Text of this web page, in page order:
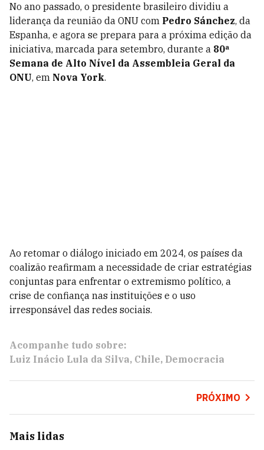
No ano passado, o presidente brasileiro dividiu a
liderança da reunião da ONU com Pedro Sánchez, da
Espanha, e agora se prepara para a próxima edição da
iniciativa, marcada para setembro, durante a 80ª
Semana de Alto Nível da Assembleia Geral da
ONU, em Nova York.
Ao retomar o diálogo iniciado em 2024, os países da
coalizão reafirmam a necessidade de criar estratégias
conjuntas para enfrentar o extremismo político, a
crise de confiança nas instituições e o uso
irresponsável das redes sociais.
Acompanhe tudo sobre:
Luiz Inácio Lula da Silva Chile Democracia
PRÓXIMO
Mais lidas